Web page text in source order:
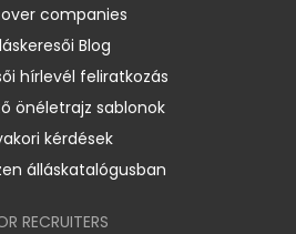
companies
Blog
hírlevél feliratkozás
önéletrajz sablonok
kérdések
álláskatalógusban
RECRUITERS